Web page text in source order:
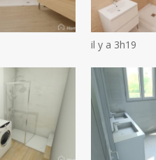
il y a 3h19